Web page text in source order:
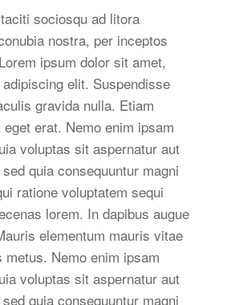
sociosqu ad litora
nostra, per inceptos
ipsum dolor sit amet,
elit. Suspendisse
gravida nulla. Etiam
eget erat. Nemo enim ipsam
voluptas sit aspernatur aut
quia consequuntur magni
ratione voluptatem sequi
lorem. In dapibus augue
elementum mauris vitae
Nemo enim ipsam
voluptas sit aspernatur aut
quia consequuntur magni